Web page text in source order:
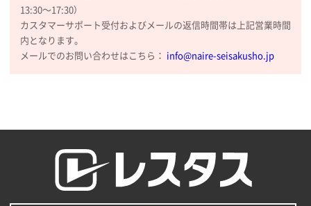
13:30〜17:30）
カスタマーサポート受付およびメールの返信時間帯は上記営業時間
内となります。
メールでのお問い合わせはこちら： info@naire-seisakusho.jp